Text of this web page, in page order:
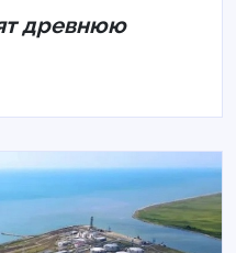
древнюю